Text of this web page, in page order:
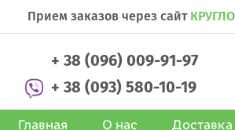
Прием заказов через сайт
+ 38 (096) 009-91-97
+ 38 (093) 580-10-19
Главная О нас Доставка